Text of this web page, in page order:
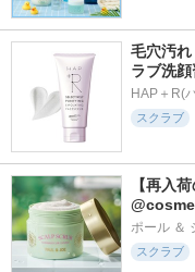
毛穴汚
ラブ洗
HAP＋R(
スクラブ
【再入
ポール ＆
スクラブ